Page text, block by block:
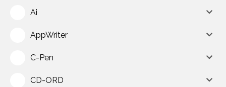
Ai
AppWriter
C-Pen
CD-ORD